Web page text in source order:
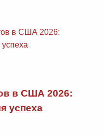
в США 2026:
успеха